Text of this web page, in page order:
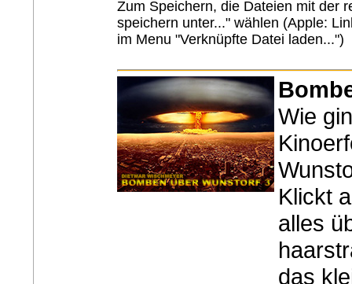
Zum Speichern, die Dateien mit der
speichern unter..." wählen (Apple:
im Menu "Verknüpfte Datei laden...")
Wie
Klickt
alles
das